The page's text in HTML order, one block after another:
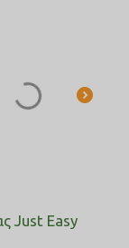
Just Easy